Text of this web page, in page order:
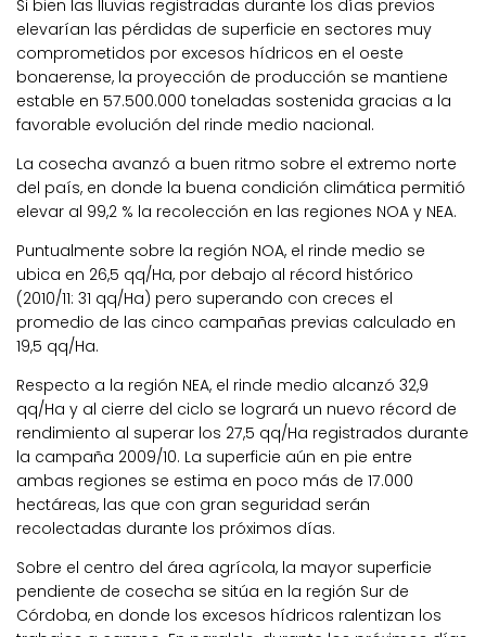
Si bien las lluvias registradas durante los días previos
elevarían las pérdidas de superficie en sectores muy
comprometidos por excesos hídricos en el oeste
bonaerense, la proyección de producción se mantiene
estable en 57.500.000 toneladas sostenida gracias a la
favorable evolución del rinde medio nacional.
La cosecha avanzó a buen ritmo sobre el extremo norte
del país, en donde la buena condición climática permitió
elevar al 99,2 % la recolección en las regiones NOA y NEA.
Puntualmente sobre la región NOA, el rinde medio se
ubica en 26,5 qq/Ha, por debajo al récord histórico
(2010/11: 31 qq/Ha) pero superando con creces el
promedio de las cinco campañas previas calculado en
19,5 qq/Ha.
Respecto a la región NEA, el rinde medio alcanzó 32,9
qq/Ha y al cierre del ciclo se logrará un nuevo récord de
rendimiento al superar los 27,5 qq/Ha registrados durante
la campaña 2009/10. La superficie aún en pie entre
ambas regiones se estima en poco más de 17.000
hectáreas, las que con gran seguridad serán
recolectadas durante los próximos días.
Sobre el centro del área agrícola, la mayor superficie
pendiente de cosecha se sitúa en la región Sur de
Córdoba, en donde los excesos hídricos ralentizan los